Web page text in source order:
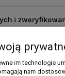
przyjemność.
i
im technologie
nam